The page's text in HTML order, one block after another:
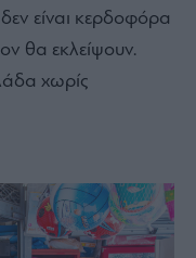
είναι κερδοφόρα
θα εκλείψουν.
χωρίς